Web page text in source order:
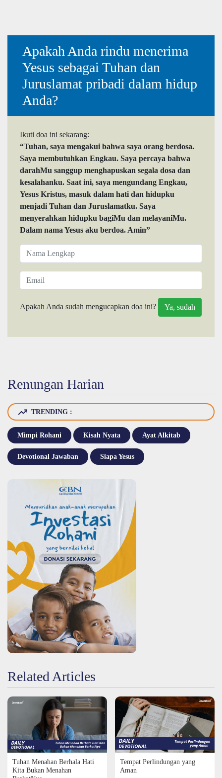
Apakah Anda rindu menerima
Yesus sebagai Tuhan dan
Juruslamat pribadi dalam hidup
Anda?
Ikuti doa ini sekarang:
“Tuhan, saya mengakui bahwa saya orang berdosa.
Saya membutuhkan Engkau. Saya percaya bahwa
darahMu sanggup menghapuskan segala dosa dan
kesalahanku. Saat ini, saya mengundang Engkau,
Yesus Kristus, masuk dalam hati dan hidupku
menjadi Tuhan dan Juruslamatku. Saya
menyerahkan hidupku bagiMu dan melayaniMu.
Dalam nama Yesus aku berdoa. Amin”
Apakah Anda sudah mengucapkan doa ini?
Renungan Harian
TRENDING :
Mimpi Rohani Kisah Nyata Ayat Alkitab
Devotional Jawaban Siapa Yesus
Related Articles
Tuhan Menahan Berhala Hati
Kita Bukan Menahan
Tempat Perlindungan yang
Aman